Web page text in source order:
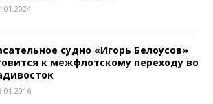
судно «Игорь Белоусов»
к межфлотскому переходу во